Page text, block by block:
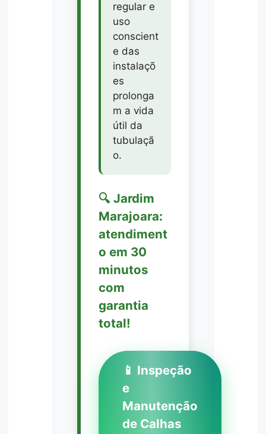
regular e
uso
conscient
e das
instalaçõ
es
prolonga
m a vida
útil da
tubulaçã
o.
🔍 Jardim
Marajoara:
atendiment
o em 30
minutos
com
garantia
total!
📱 Inspeção
e
Manutenção
de Calhas